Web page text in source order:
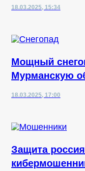
18.03.2025, 15:34
Мощный
Мурманскую
18.03.2025, 17:00
Защита